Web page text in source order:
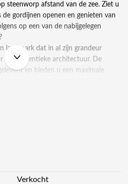
steenworp afstand van de zee. Ziet u
de gordijnen openen en genieten van
op een van de nabijgelegen
landmark dat in al zijn grandeur
de authentieke architectuur. De
en bieden u een maximale
anders kan in Nederland. Een
gebouw bij op en u weet: dit is
Verkocht